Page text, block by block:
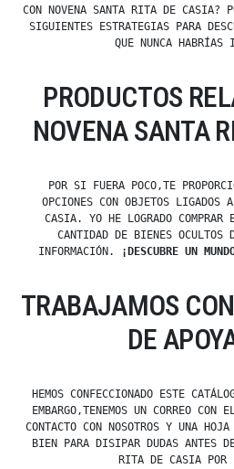
CON NOVENA SANTA RITA DE CASIA?
SIGUIENTES ESTRATEGIAS PARA
QUE NUNCA HABRÍAS
PRODUCTOS
NOVENA SANTA
POR SI FUERA POCO,TE
OPCIONES CON OBJETOS LIGADOS
CASIA. YO HE LOGRADO COMPRAR
CANTIDAD DE BIENES OCULTOS
INFORMACIÓN.
¡DESCUBRE UN
TRABAJAMOS
DE
HEMOS CONFECCIONADO ESTE
EMBARGO,TENEMOS UN CORREO CON
CONTACTO CON NOSOTROS Y UNA
BIEN PARA DISIPAR DUDAS ANTES
RITA DE CASIA POR